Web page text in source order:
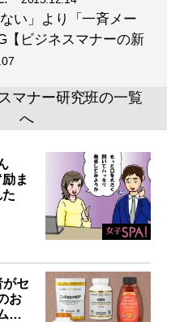
い」より「一斉メー
【ビジネスマナーの新
マナー研究班の一覧
へ
ま
セ
お
…